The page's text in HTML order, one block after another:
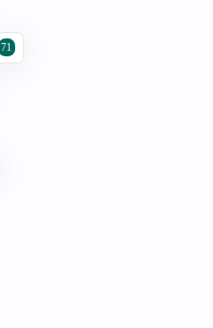
71